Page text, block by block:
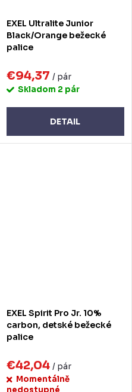
EXEL Ultralite Junior
Black/Orange bežecké
palice
€94,37 / pár
Skladom 2 pár
DETAIL
EXEL Spirit Pro Jr. 10%
carbon, detské bežecké
palice
€42,04 / pár
Momentálně
nedostupné